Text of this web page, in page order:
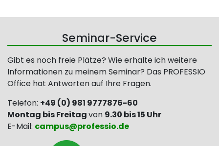
Seminar-Service
Gibt es noch freie Plätze? Wie erhalte ich weitere
Informationen zu meinem Seminar? Das PROFESSIO
Office hat Antworten auf Ihre Fragen.
Telefon: +49 (0) 981 9777876-60
Montag bis Freitagvon 9.30 bis 15 Uhr
E-Mail: campus@professio.de